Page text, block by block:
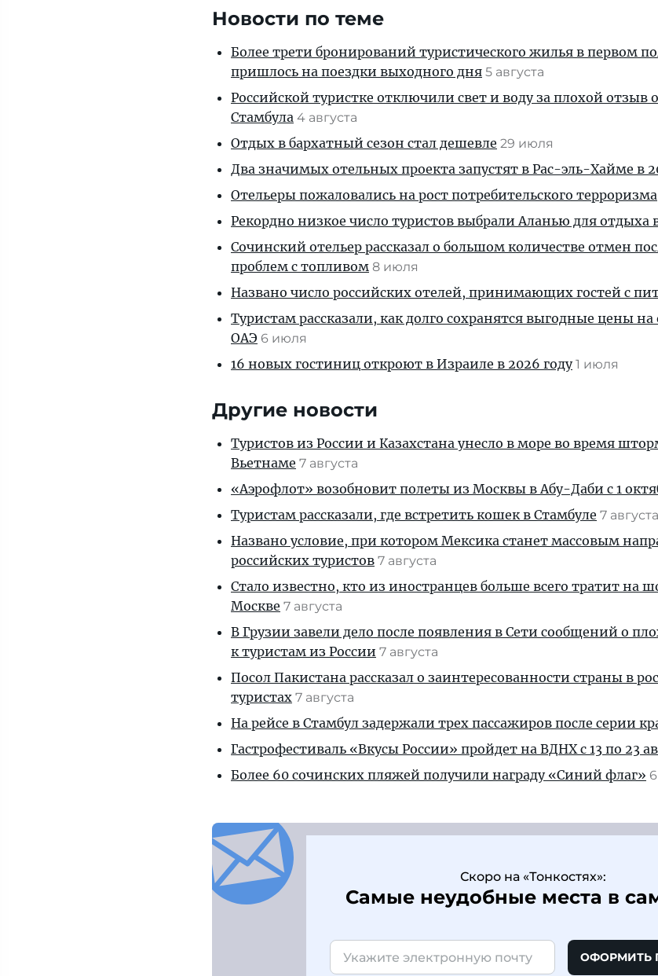
Новости по теме
Более трети бронирований туристического жилья в первом
пришлось на поездки выходного дня 5 августа
Российской туристке отключили свет и воду за плохой отзыв
Стамбула 4 августа
Отдых в бархатный сезон стал дешевле 29 июля
Два значимых отельных проекта запустят в Рас-эль-Хайме в
Отельеры пожаловались на рост потребительского терроризма
Рекордно низкое число туристов выбрали Аланью для отдыха
Сочинский отельер рассказал о большом количестве отмен
проблем с топливом 8 июля
Названо число российских отелей, принимающих гостей с
Туристам рассказали, как долго сохранятся выгодные цены
ОАЭ 6 июля
16 новых гостиниц откроют в Израиле в 2026 году 1 июля
Другие новости
Туристов из России и Казахстана унесло в море во время
Вьетнаме 7 августа
«Аэрофлот» возобновит полеты из Москвы в Абу-Даби с 1
Туристам рассказали, где встретить кошек в Стамбуле 7 августа
Названо условие, при котором Мексика станет массовым
российских туристов 7 августа
Стало известно, кто из иностранцев больше всего тратит на
Москве 7 августа
В Грузии завели дело после появления в Сети сообщений о
к туристам из России 7 августа
Посол Пакистана рассказал о заинтересованности страны в
туристах 7 августа
На рейсе в Стамбул задержали трех пассажиров после серии
Гастрофестиваль «Вкусы России» пройдет на ВДНХ с 13 по 23
Более 60 сочинских пляжей получили награду «Синий флаг»
Скоро на «Тонкостях»:
Самые неудобные места в
ОФОРМИТЬ